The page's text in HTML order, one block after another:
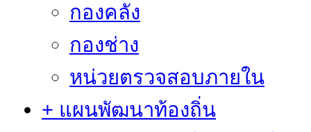
กองคลัง
กองช่าง
หน่วยตรวจสอบภายใน
+ แผนพัฒนาท้องถิ่น